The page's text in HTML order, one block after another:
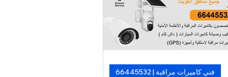
فني كاميرات مراقبة | 66445532